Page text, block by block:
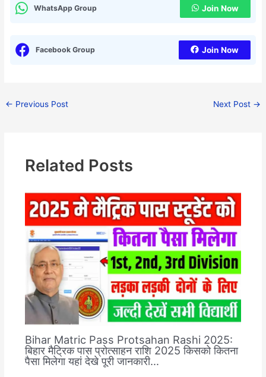
WhatsApp Group Join Now
Facebook Group Join Now
← Previous Post Next Post →
Related Posts
Bihar Matric Pass Protsahan Rashi 2025:
बिहार मैट्रिक पास प्रोत्साहन राशि 2025 किसको कितना
पैसा मिलेगा यहां देखे पूरी जानकारी…